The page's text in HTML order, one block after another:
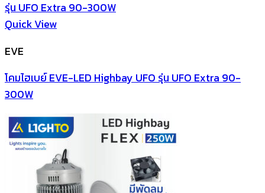
Quick View
EVE
โคมไฮเบย์ EVE-LED Highbay UFO รุ่น UFO Extra 90-
300W